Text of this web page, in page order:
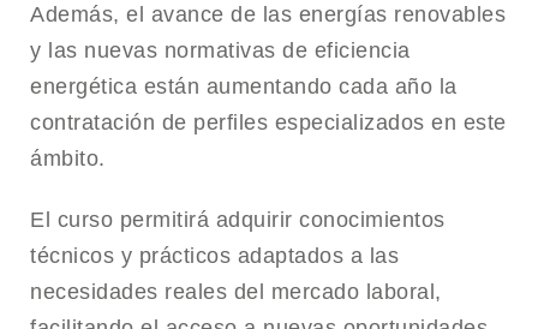
Además, el avance de las energías renovables
y las nuevas normativas de eficiencia
energética están aumentando cada año la
contratación de perfiles especializados en este
ámbito.
El curso permitirá adquirir conocimientos
técnicos y prácticos adaptados a las
necesidades reales del mercado laboral,